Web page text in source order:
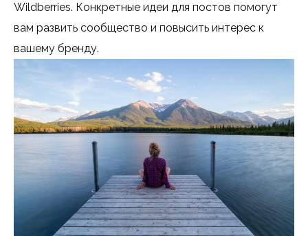
Wildberries. Конкретные идеи для постов помогут
вам развить сообщество и повысить интерес к
вашему бренду.